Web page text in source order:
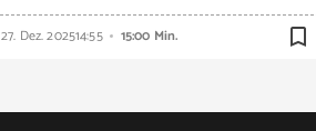
27. Dez. 202514:55 15:00 Min. bookmark_border